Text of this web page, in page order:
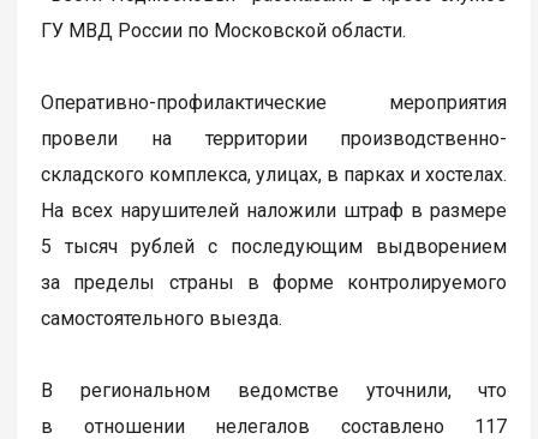
ГУ МВД России по Московской области.
Оперативно-профилактические мероприятия
провели на территории производственно-
складского комплекса, улицах, в парках и хостелах.
На всех нарушителей наложили штраф в размере
5 тысяч рублей с последующим выдворением
за пределы страны в форме контролируемого
самостоятельного выезда.
В региональном ведомстве уточнили, что
в отношении нелегалов составлено 117